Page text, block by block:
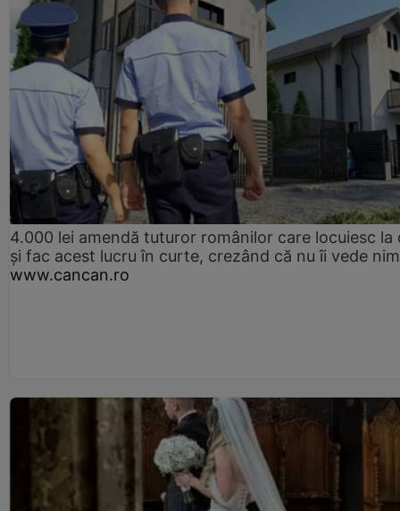
4.000 lei amendă tuturor românilor care locuiesc la
și fac acest lucru în curte, crezând că nu îi vede
www.cancan.ro